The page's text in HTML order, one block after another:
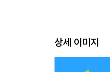
02 500만 원으
임장을 통해 배
상세 이미지